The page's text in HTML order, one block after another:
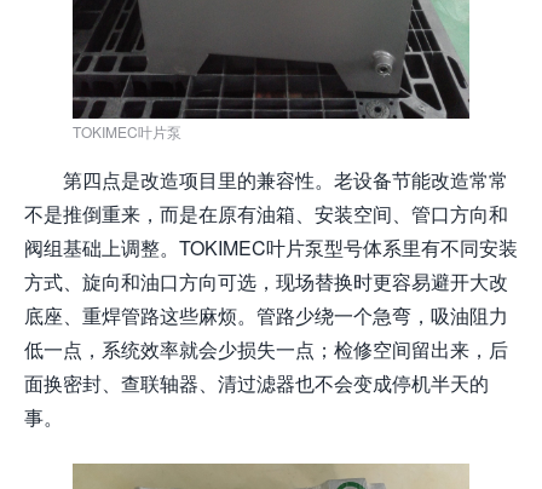
TOKIMEC叶片泵
第四点是改造项目里的兼容性。老设备节能改造常常
不是推倒重来，而是在原有油箱、安装空间、管口方向和
阀组基础上调整。TOKIMEC叶片泵型号体系里有不同安装
方式、旋向和油口方向可选，现场替换时更容易避开大改
底座、重焊管路这些麻烦。管路少绕一个急弯，吸油阻力
低一点，系统效率就会少损失一点；检修空间留出来，后
面换密封、查联轴器、清过滤器也不会变成停机半天的
事。